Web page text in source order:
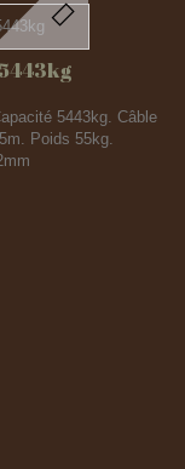
5443kg. Câble
Poids 55kg.